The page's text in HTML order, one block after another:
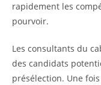
rapidement les
pourvoir.
Les consultants du
des candidats
présélection. Une